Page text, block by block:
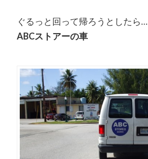
ぐるっと回って帰ろうとしたら…
ABCストアーの車